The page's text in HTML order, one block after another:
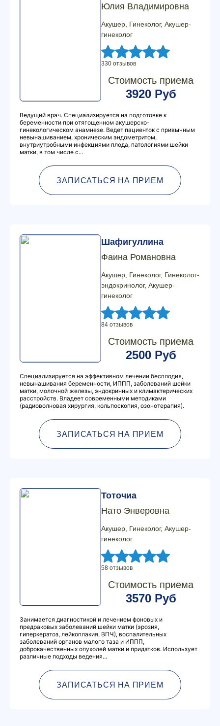
Юлия Владимировна
Акушер, Гинеколог, Акушер-
гинеколог
330 отзывов
Стоимость приема
3920 Руб
Ведущий врач. Специализируется на подготовке к
беременности при отягощенном акушерско-
гинекологическом анамнезе. Ведет пациенток с привычным
невынашиванием, хроническим эндометритом,
внутриутробными инфекциями плода, патологиями шейки
матки, в том числе с...
ЗАПИСАТЬСЯ НА ПРИЕМ
Шафигуллина
Фаина Романовна
Акушер, Гинеколог, Гинеколог-
эндокринолог, Акушер-
гинеколог
84 отзывов
Стоимость приема
2500 Руб
Специализируется на эффективном лечении бесплодия,
невынашивания беременности, ИППП, заболеваний шейки
матки, молочной железы, эндокринных и климактерических
расстройств. Владеет современными методиками
(радиоволновая хирургия, кольпоскопия, озонотерапия).
ЗАПИСАТЬСЯ НА ПРИЕМ
Тоточиа
Нато Энверовна
Акушер, Гинеколог, Акушер-
гинеколог
58 отзывов
Стоимость приема
3570 Руб
Занимается диагностикой и лечением фоновых и
предраковых заболеваний шейки матки (эрозия,
гиперкератоз, лейкоплакия, ВПЧ), воспалительных
заболеваний органов малого таза и ИППП,
доброкачественных опухолей матки и придатков. Использует
различные подходы ведения...
ЗАПИСАТЬСЯ НА ПРИЕМ